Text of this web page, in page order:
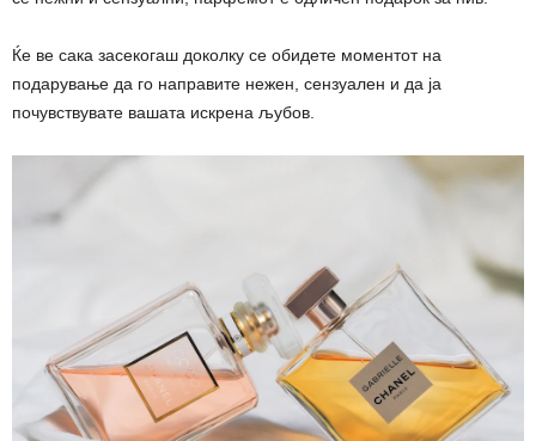
Ќе ве сака засекогаш доколку се обидете моментот на
подарување да го направите нежен, сензуален и да ја
почувствувате вашата искрена љубов.